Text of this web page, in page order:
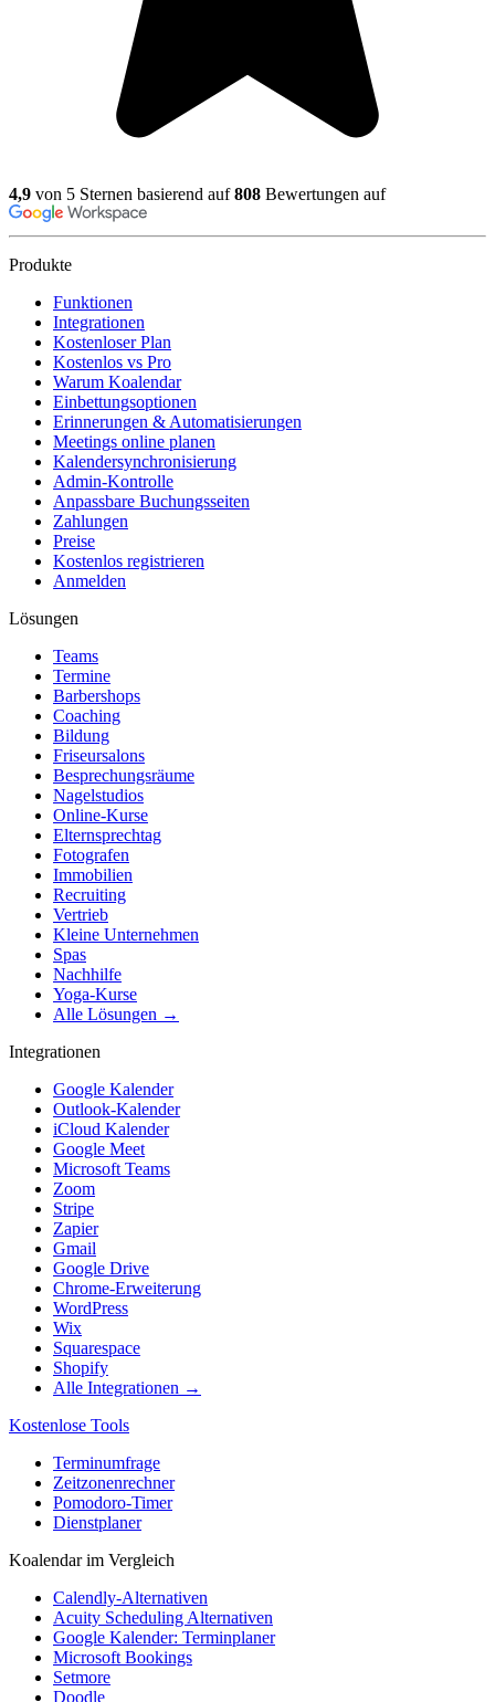
4,9 von 5 Sternen basierend auf808 Bewertungen auf
Produkte
Funktionen
Integrationen
Kostenloser Plan
Kostenlos vs Pro
Warum Koalendar
Einbettungsoptionen
Erinnerungen & Automatisierungen
Meetings online planen
Kalendersynchronisierung
Admin-Kontrolle
Anpassbare Buchungsseiten
Zahlungen
Preise
Kostenlos registrieren
Anmelden
Lösungen
Teams
Termine
Barbershops
Coaching
Bildung
Friseursalons
Besprechungsräume
Nagelstudios
Online-Kurse
Elternsprechtag
Fotografen
Immobilien
Recruiting
Vertrieb
Kleine Unternehmen
Spas
Nachhilfe
Yoga-Kurse
Alle Lösungen →
Integrationen
Google Kalender
Outlook-Kalender
iCloud Kalender
Google Meet
Microsoft Teams
Zoom
Stripe
Zapier
Gmail
Google Drive
Chrome-Erweiterung
WordPress
Wix
Squarespace
Shopify
Alle Integrationen →
Kostenlose Tools
Terminumfrage
Zeitzonenrechner
Pomodoro-Timer
Dienstplaner
Koalendar im Vergleich
Calendly-Alternativen
Acuity Scheduling Alternativen
Google Kalender: Terminplaner
Microsoft Bookings
Setmore
Doodle